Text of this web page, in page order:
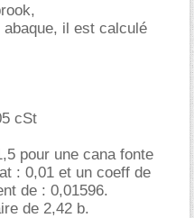
il est calculé
cSt
pour une cana fonte
: 0,01 et un coeff de
de : 0,01596.
de 2,42 b.